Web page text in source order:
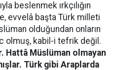
beslenmek ırkçılığın
evvelâ başta Türk milleti
olduğundan onların
olmuş, kabil-i tefrik değil.
Hattâ Müslüman olmayan
Türk gibi Araplarda